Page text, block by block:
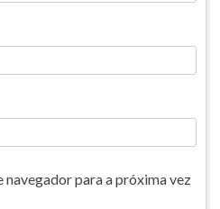
navegador para a próxima vez